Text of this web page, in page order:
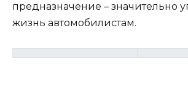
предназначение – значительно
жизнь автомобилистам.